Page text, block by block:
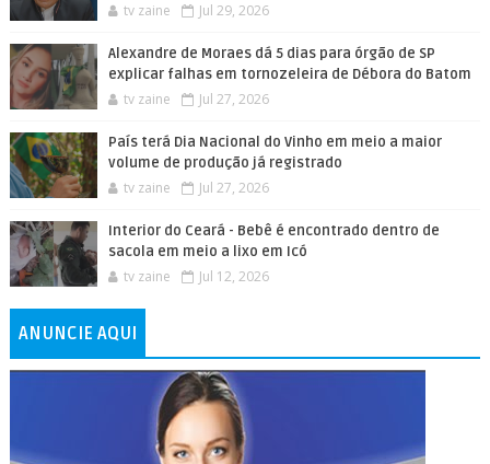
tv zaine Jul 29, 2026
Alexandre de Moraes dá 5 dias para órgão de SP
explicar falhas em tornozeleira de Débora do Batom
tv zaine Jul 27, 2026
País terá Dia Nacional do Vinho em meio a maior
volume de produção já registrado
tv zaine Jul 27, 2026
Interior do Ceará - Bebê é encontrado dentro de
sacola em meio a lixo em Icó
tv zaine Jul 12, 2026
ANUNCIE AQUI